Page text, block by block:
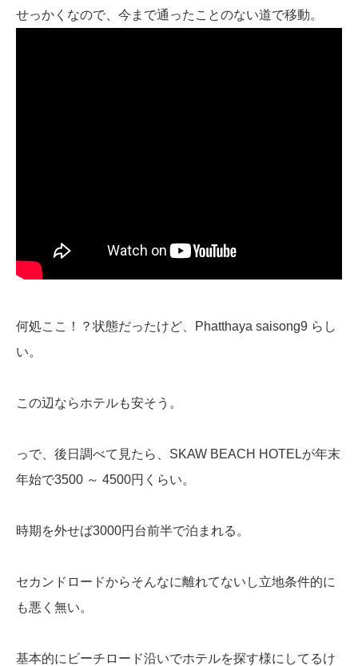
せっかくなので、今まで通ったことのない道で移動。
何処ここ！？状態だったけど、Phatthaya saisong9 らし
い。
この辺ならホテルも安そう。
っで、後日調べて見たら、SKAW BEACH HOTELが年末
年始で3500 ～ 4500円くらい。
時期を外せば3000円台前半で泊まれる。
セカンドロードからそんなに離れてないし立地条件的に
も悪く無い。
基本的にビーチロード沿いでホテルを探す様にしてるけ